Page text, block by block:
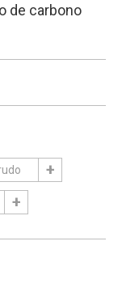
de carbono